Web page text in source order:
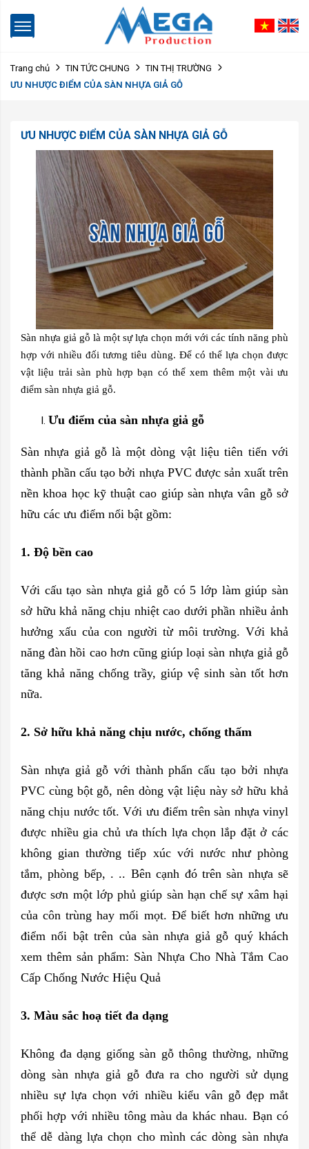
Trang chủ TIN TỨC CHUNG
TIN THỊ TRƯỜNG
ƯU NHƯỢC ĐIỂM CỦA SÀN NHỰA GIẢ GỖ
ƯU NHƯỢC ĐIỂM CỦA SÀN NHỰA GIẢ GỖ
Sàn nhựa giả gỗ là một sự lựa chọn mới với các tính năng phù
hợp với nhiều đối tương tiêu dùng. Để có thể lựa chọn được
vật liệu trải sàn phù hợp bạn có thể xem thêm một vài ưu
điểm sàn nhựa giả gỗ.
Ưu điểm của sàn nhựa giả gỗ
Sàn nhựa giả gỗ là một dòng vật liệu tiên tiến với
thành phần cấu tạo bởi nhựa PVC được sản xuất trên
nền khoa học kỹ thuật cao giúp sàn nhựa vân gỗ sở
hữu các ưu điểm nổi bật gồm:
1. Độ bền cao
Với cấu tạo sàn nhựa giả gỗ có 5 lớp làm giúp sàn
sở hữu khả năng chịu nhiệt cao dưới phần nhiều ảnh
hưởng xấu của con người từ môi trường. Với khả
năng đàn hồi cao hơn cũng giúp loại sàn nhựa giả gỗ
tăng khả năng chống trầy, giúp vệ sinh sàn tốt hơn
nữa.
2. Sở hữu khả năng chịu nước, chống thấm
Sàn nhựa giả gỗ với thành phẩn cấu tạo bởi nhựa
PVC cùng bột gỗ, nên dòng vật liệu này sở hữu khả
năng chịu nước tốt. Với ưu điểm trên sàn nhựa vinyl
được nhiều gia chủ ưa thích lựa chọn lắp đặt ở các
không gian thường tiếp xúc với nước như phòng
tắm, phòng bếp, . .. Bên cạnh đó trên sàn nhựa sẽ
được sơn một lớp phủ giúp sàn hạn chế sự xâm hại
của côn trùng hay mối mọt. Để biết hơn những ưu
điểm nổi bật trên của sàn nhựa giả gỗ quý khách
xem thêm sản phẩm: Sàn Nhựa Cho Nhà Tắm Cao
Cấp Chống Nước Hiệu Quả
3. Màu sắc hoạ tiết đa dạng
Không đa dạng giống sàn gỗ thông thường, những
dòng sàn nhựa giả gỗ đưa ra cho người sử dụng
nhiều sự lựa chọn với nhiều kiểu vân gỗ đẹp mắt
phối hợp với nhiều tông màu da khác nhau. Bạn có
thể dễ dàng lựa chọn cho mình các dòng sàn nhựa